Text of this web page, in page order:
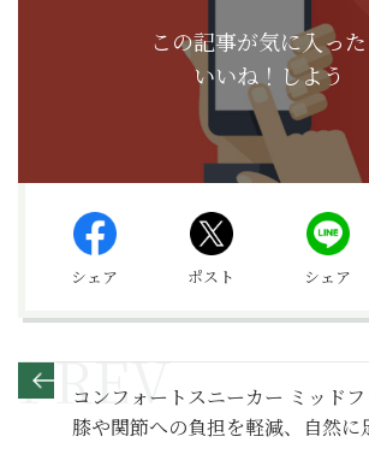
この記事が気に入っ
いいね！しよう
シェア ポスト シェア
コンフォートスニーカー ミッドフ
膝や関節への負担を軽減、自然に